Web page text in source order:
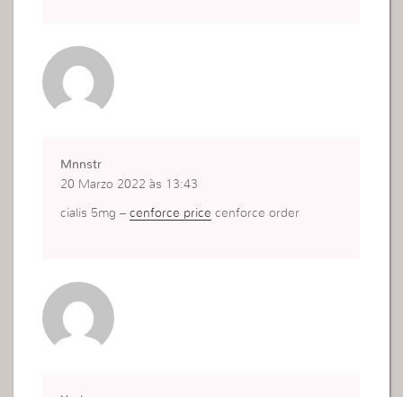
Mnnstr
20 Marzo 2022 às 13:43
cialis 5mg –cenforce price cenforce order